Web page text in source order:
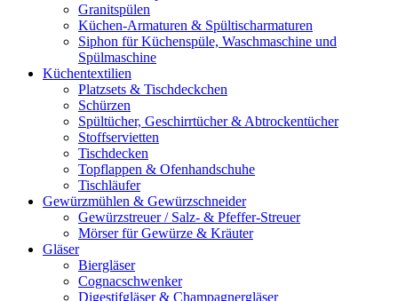
Granitspülen
Küchen-Armaturen & Spültischarmaturen
Siphon für Küchenspüle, Waschmaschine und
Spülmaschine
Küchentextilien
Platzsets & Tischdeckchen
Schürzen
Spültücher, Geschirrtücher & Abtrockentücher
Stoffservietten
Tischdecken
Topflappen & Ofenhandschuhe
Tischläufer
Gewürzmühlen & Gewürzschneider
Gewürzstreuer / Salz- & Pfeffer-Streuer
Mörser für Gewürze & Kräuter
Gläser
Biergläser
Cognacschwenker
Digestifgläser & Champagnergläser